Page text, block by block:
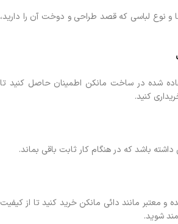
و نوع لباسی که قصد طراحی و دوخت آن را دارید،
شده در ساخت مانکن اطمینان حاصل کنید تا
کنید.
باشد که در هنگام کار ثابت باقی بماند.
و معتبر مانند دائی مانکن خرید کنید تا از کیفیت
شوید.